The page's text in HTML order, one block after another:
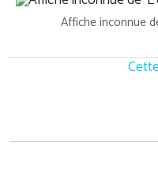
Affiche inconnue